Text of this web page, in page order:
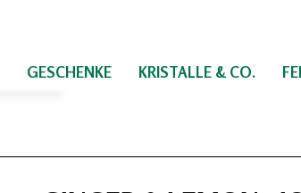
GESCHENKE KRISTALLE & CO.